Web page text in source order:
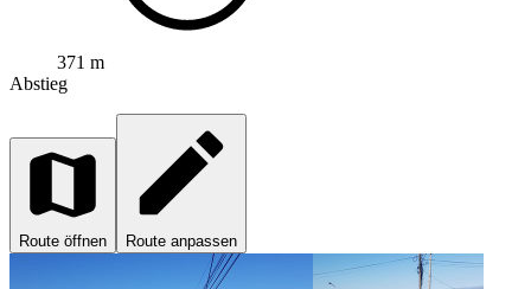
371 m
Abstieg
Route öffnen Route anpassen